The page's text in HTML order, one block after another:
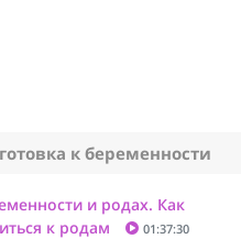
к беременности
и родах. Как
к родам
01:37:30